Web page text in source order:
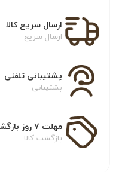
ارسال سریع کالا
ارسال سریع
پشتیبانی تلفنی
پشتیبانی
مهلت ۷ روز بازگشت کالا
بازگشت کالا